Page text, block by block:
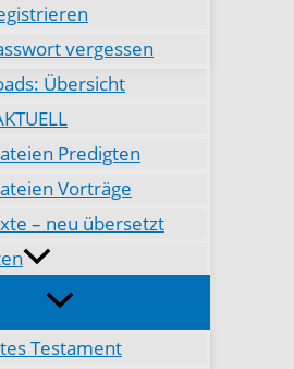
vergessen
Übersicht
Predigten
Vorträge
– neu übersetzt
Testament